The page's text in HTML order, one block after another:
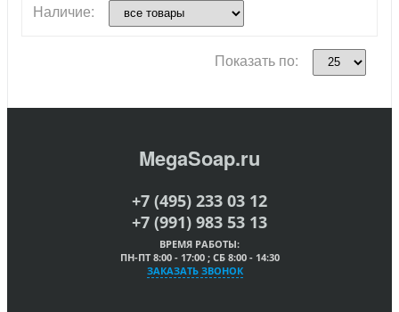
Наличие:
Показать по:
MegaSoap.ru
+7 (495) 233 03 12
+7 (991) 983 53 13
ВРЕМЯ РАБОТЫ:
ПН-ПТ 8:00 - 17:00 ; СБ 8:00 - 14:30
ЗАКАЗАТЬ ЗВОНОК